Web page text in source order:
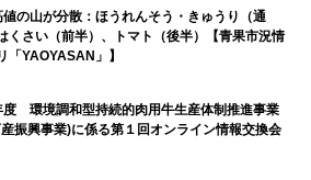
の山が分散：ほうれんそう・きゅうり（通
くさい（前半）、トマト（後半）【青果市況情
「YAOYASAN」】
度 環境調和型持続的肉用牛生産体制推進事業
振興事業)に係る第１回オンライン情報交換会